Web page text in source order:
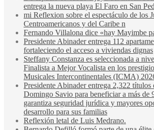
entrega la nueva playa El Faro en San
mi Reflexion sobre el espectáculo de los
Centroamericanos y del Caribe n
Fernando Villalona dice «hay Mayimbe
Presidente Abinader entrega 112
fortaleciendo el acceso a viviendas dignas
Steffany Constanza es seleccionada a
Finalista a Mejor Vocalista en los
Musicales Intercontinentales (ICMA)
Presidente Abinader entrega 2,322 títulos
Domingo Savio para beneficiar a más de
garantiza seguridad jurídica y mayores
desarrollo para sus familias
Reflexión letal de Luis Medrano.